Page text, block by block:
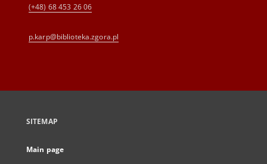
(+48) 68 453 26 06
p.karp@biblioteka.zgora.pl
SITEMAP
Main page